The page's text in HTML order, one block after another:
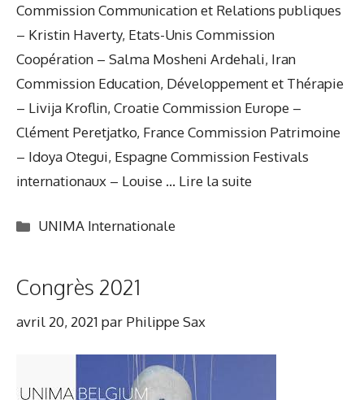
Commission Communication et Relations publiques
– Kristin Haverty, Etats-Unis Commission
Coopération – Salma Mosheni Ardehali, Iran
Commission Education, Développement et Thérapie
– Livija Kroflin, Croatie Commission Europe –
Clément Peretjatko, France Commission Patrimoine
– Idoya Otegui, Espagne Commission Festivals
internationaux – Louise … Lire la suite
Catégories
UNIMA Internationale
Congrès 2021
avril 20, 2021 par Philippe Sax